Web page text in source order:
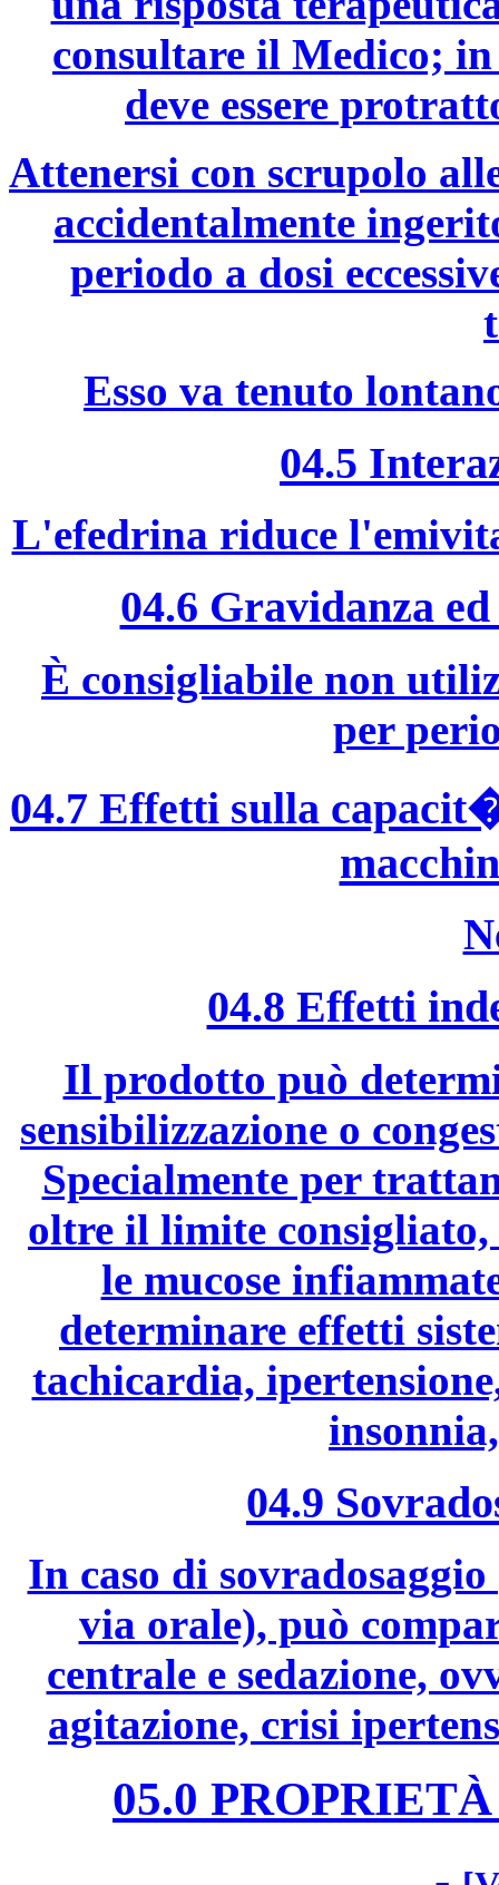
consultare il Medico;
deve essere
Attenersi con scrupolo
accidentalmente
periodo a dosi
Esso va tenuto
04.5
L'efedrina riduce
04.6 Gravidanza
È consigliabile non
per
04.7 Effetti sulla
04.8 Effetti
Il prodotto può
sensibilizzazione o
Specialmente per
oltre il limite
le mucose
determinare effetti
tachicardia,
04.9
In caso di
via orale), può
centrale e sedazione,
agitazione, crisi
05.0